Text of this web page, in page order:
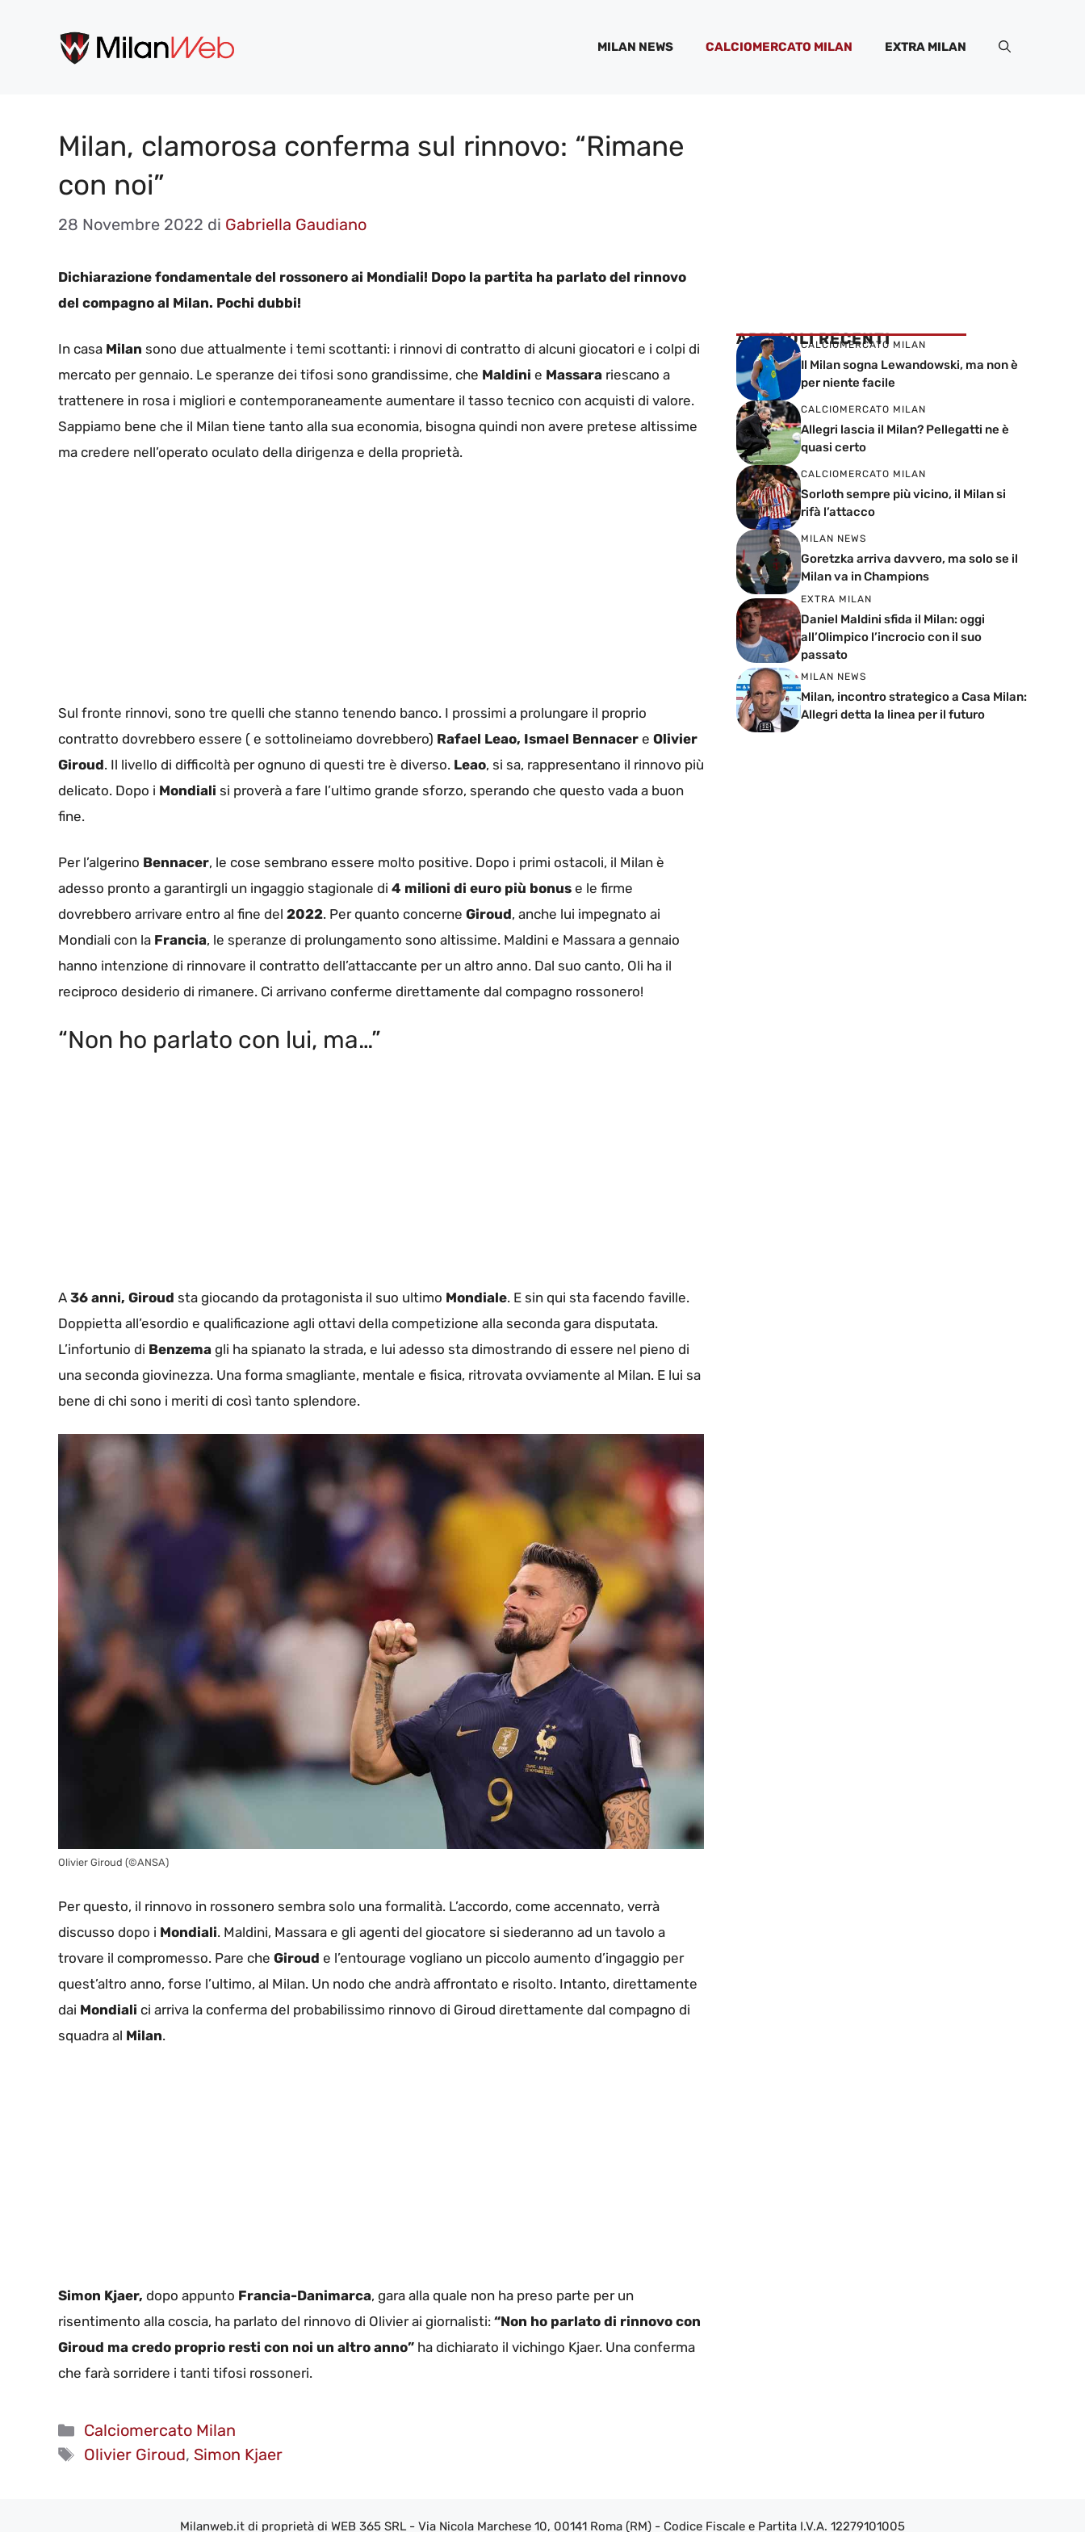
MILAN NEWS CALCIOMERCATO MILAN EXTRA MILAN
Milan, clamorosa conferma sul rinnovo: “Rimane
con noi”
28 Novembre 2022 di Gabriella Gaudiano
Dichiarazione fondamentale del rossonero ai Mondiali! Dopo la partita ha parlato del rinnovo
del compagno al Milan. Pochi dubbi!
In casa Milan sono due attualmente i temi scottanti: i rinnovi di contratto di alcuni giocatori e i colpi di
mercato per gennaio. Le speranze dei tifosi sono grandissime, che Maldini e Massara riescano a
trattenere in rosa i migliori e contemporaneamente aumentare il tasso tecnico con acquisti di valore.
Sappiamo bene che il Milan tiene tanto alla sua economia, bisogna quindi non avere pretese altissime
ma credere nell’operato oculato della dirigenza e della proprietà.
Sul fronte rinnovi, sono tre quelli che stanno tenendo banco. I prossimi a prolungare il proprio
contratto dovrebbero essere ( e sottolineiamo dovrebbero) Rafael Leao, Ismael Bennacer e Olivier
Giroud. Il livello di difficoltà per ognuno di questi tre è diverso. Leao, si sa, rappresentano il rinnovo più
delicato. Dopo i Mondiali si proverà a fare l’ultimo grande sforzo, sperando che questo vada a buon
fine.
Per l’algerino Bennacer, le cose sembrano essere molto positive. Dopo i primi ostacoli, il Milan è
adesso pronto a garantirgli un ingaggio stagionale di 4 milioni di euro più bonus e le firme
dovrebbero arrivare entro al fine del 2022. Per quanto concerne Giroud, anche lui impegnato ai
Mondiali con la Francia, le speranze di prolungamento sono altissime. Maldini e Massara a gennaio
hanno intenzione di rinnovare il contratto dell’attaccante per un altro anno. Dal suo canto, Oli ha il
reciproco desiderio di rimanere. Ci arrivano conferme direttamente dal compagno rossonero!
“Non ho parlato con lui, ma…”
A 36 anni, Giroud sta giocando da protagonista il suo ultimo Mondiale. E sin qui sta facendo faville.
Doppietta all’esordio e qualificazione agli ottavi della competizione alla seconda gara disputata.
L’infortunio di Benzema gli ha spianato la strada, e lui adesso sta dimostrando di essere nel pieno di
una seconda giovinezza. Una forma smagliante, mentale e fisica, ritrovata ovviamente al Milan. E lui sa
bene di chi sono i meriti di così tanto splendore.
Olivier Giroud (©ANSA)
Per questo, il rinnovo in rossonero sembra solo una formalità. L’accordo, come accennato, verrà
discusso dopo i Mondiali. Maldini, Massara e gli agenti del giocatore si siederanno ad un tavolo a
trovare il compromesso. Pare che Giroud e l’entourage vogliano un piccolo aumento d’ingaggio per
quest’altro anno, forse l’ultimo, al Milan. Un nodo che andrà affrontato e risolto. Intanto, direttamente
dai Mondiali ci arriva la conferma del probabilissimo rinnovo di Giroud direttamente dal compagno di
squadra al Milan.
Simon Kjaer, dopo appunto Francia-Danimarca, gara alla quale non ha preso parte per un
risentimento alla coscia, ha parlato del rinnovo di Olivier ai giornalisti: “Non ho parlato di rinnovo con
Giroud ma credo proprio resti con noi un altro anno” ha dichiarato il vichingo Kjaer. Una conferma
che farà sorridere i tanti tifosi rossoneri.
Categorie
Calciomercato Milan
Tag
Olivier Giroud, Simon Kjaer
ARTICOLI RECENTI
CALCIOMERCATO MILAN
Il Milan sogna Lewandowski, ma non è
per niente facile
CALCIOMERCATO MILAN
Allegri lascia il Milan? Pellegatti ne è
quasi certo
CALCIOMERCATO MILAN
Sorloth sempre più vicino, il Milan si
rifà l’attacco
MILAN NEWS
Goretzka arriva davvero, ma solo se il
Milan va in Champions
EXTRA MILAN
Daniel Maldini sfida il Milan: oggi
all’Olimpico l’incrocio con il suo
passato
MILAN NEWS
Milan, incontro strategico a Casa Milan:
Allegri detta la linea per il futuro
Milanweb.it di proprietà di WEB 365 SRL - Via Nicola Marchese 10, 00141 Roma (RM) - Codice Fiscale e Partita I.V.A. 12279101005